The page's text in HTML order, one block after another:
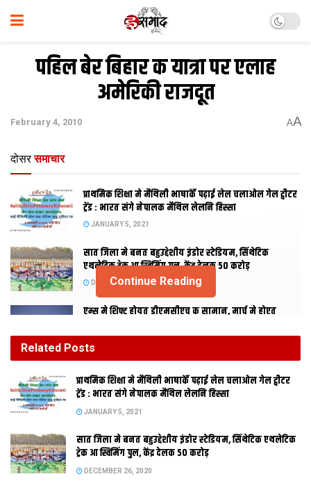
पहिल बेर बिहार क यात्रा पर एलाह
अमेरिकी राजदूत
February 4, 2010 AA
दोसर समाचार
प्राथमिक शि‍क्षा मे मैथि‍ली भाषाकेँ पढ़ाई लेल चलाओल गेल ट्वीटर
ट्रेंड : भारत संगे नेपालक मैथिल लेलनि हिस्सा
JANUARY 5, 2021
सात जिला मे बनत बहुउद्देशीय इंडोर स्‍टेडि‍यम, सिंथेटिक
एथलेटिक ट्रेक आ स्विमिंग पुल, केंद्र देलक 50 करोड़
DECEMBER 26, 2020
एम्स मे शिफ्ट होयत डीएमसीएच क सामान, मार्च मे होएत
लोकनि, 29 कए जायतीह बेंगलुरु
पटना । भारत मे अमेरिका क राजदूत टीमोथी रोमर 4 फरवरी कए दू दिवसीय
बिहार दौरे पर पटना पहुंचलाह। इ पहिल मौका अछि जखन कोनो अमेरिकी
Continue Reading
Related Posts
प्राथमिक शि‍क्षा मे मैथि‍ली भाषाकेँ पढ़ाई लेल चलाओल गेल ट्वीटर
ट्रेंड : भारत संगे नेपालक मैथिल लेलनि हिस्सा
JANUARY 5, 2021
सात जिला मे बनत बहुउद्देशीय इंडोर स्‍टेडि‍यम, सिंथेटिक एथलेटिक
ट्रेक आ स्विमिंग पुल, केंद्र देलक 50 करोड़
DECEMBER 26, 2020